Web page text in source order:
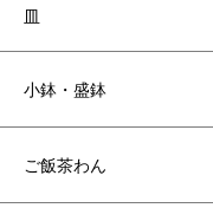
皿
小鉢・盛鉢
ご飯茶わん